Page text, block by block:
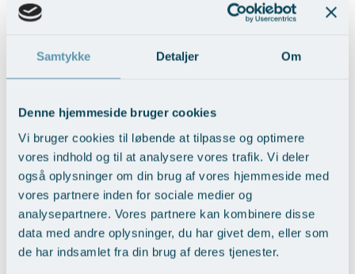
Samtykke Detaljer Om
Denne hjemmeside bruger cookies
Vi bruger cookies til løbende at tilpasse og optimere
vores indhold og til at analysere vores trafik. Vi deler
også oplysninger om din brug af vores hjemmeside med
vores partnere inden for sociale medier og
analysepartnere. Vores partnere kan kombinere disse
data med andre oplysninger, du har givet dem, eller som
de har indsamlet fra din brug af deres tjenester.
Vis behandlingseksempler
Rynkebehandling med Fraktioneret CO2 -
laser
Vis behandlingseksempler